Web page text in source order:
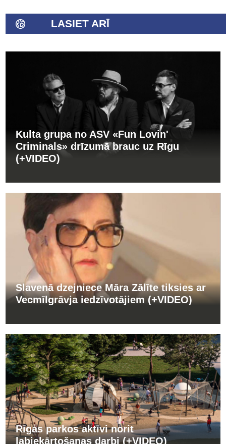
LASIET ARĪ
Kulta grupa no ASV «Fun Lovin'
Criminals» drīzumā brauc uz Rīgu
(+VIDEO)
Slavenā dzejniece Māra Zālīte tiksies ar
Vecmīlgrāvja iedzīvotājiem (+VIDEO)
Rīgas parkos aktīvi norit
labiekārtošanas darbi (+VIDEO)